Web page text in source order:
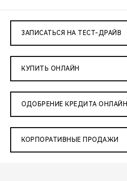
ЗАПИСАТЬСЯ НА ТЕСТ-ДРАЙВ
КУПИТЬ ОНЛАЙН
ОДОБРЕНИЕ КРЕДИТА ОНЛАЙН
КОРПОРАТИВНЫЕ ПРОДАЖИ